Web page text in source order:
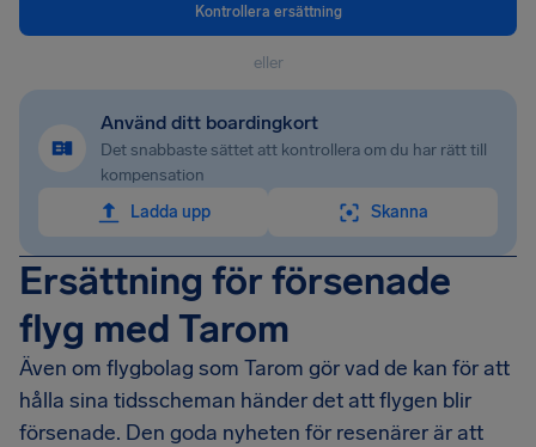
Kontrollera ersättning
eller
Använd ditt boardingkort
Det snabbaste sättet att kontrollera om du har rätt till
kompensation
Ladda upp
Skanna
Ersättning för försenade
flyg med Tarom
Även om flygbolag som Tarom gör vad de kan för att
hålla sina tidsscheman händer det att flygen blir
försenade. Den goda nyheten för resenärer är att